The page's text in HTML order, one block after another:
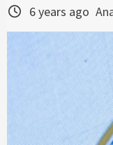
6 years ago